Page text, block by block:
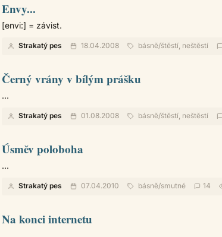
Envy...
[envi:] = závist.
Strakatý pes 18.04.2008 básně/štěstí, neštěstí
Černý vrány v bílým prášku
...
Strakatý pes 01.08.2008 básně/štěstí, neštěstí
Úsměv poloboha
...
Strakatý pes 07.04.2010 básně/smutné 14
Na konci internetu